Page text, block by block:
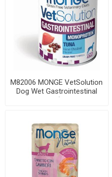
M82006 MONGE VetSolution
Dog Wet Gastrointestinal
400 g (pak...